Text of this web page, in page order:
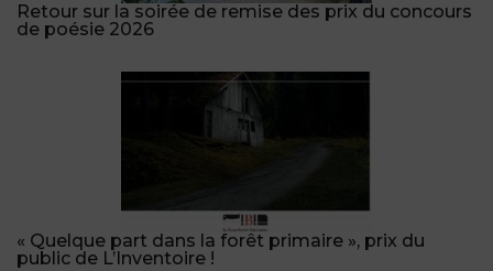
Retour sur la soirée de remise des prix du concours
de poésie 2026
« Quelque part dans la forêt primaire », prix du
public de L’Inventoire !